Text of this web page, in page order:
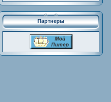
Партнеры